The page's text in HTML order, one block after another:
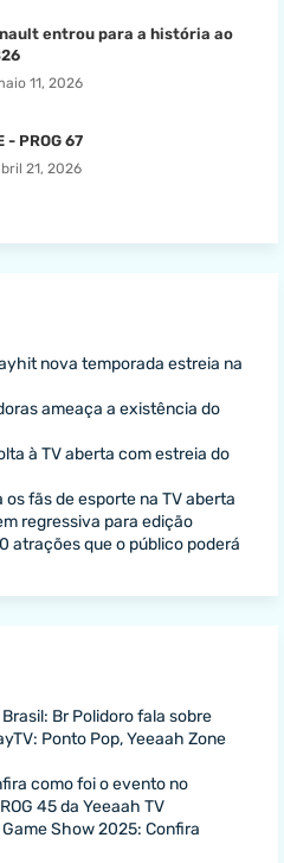
entrou para a história ao
11, 2026
- PROG 67
21, 2026
nova temporada estreia na
ameaça a existência do
à TV aberta com estreia do
fãs de esporte na TV aberta
regressiva para edição
atrações que o público poderá
Br Polidoro fala sobre
Ponto Pop, Yeeaah Zone
como foi o evento no
45 da Yeeaah TV
Show 2025: Confira